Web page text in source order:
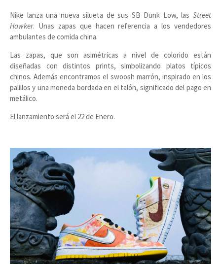
Nike lanza una nueva silueta de sus SB Dunk Low, las Street
Hawker. Unas zapas que hacen referencia a los vendedores
ambulantes de comida china.
Las zapas, que son asimétricas a nivel de colorido están
diseñadas con distintos prints, simbolizando platos típicos
chinos. Además encontramos el swoosh marrón, inspirado en los
palillos y una moneda bordada en el talón, significado del pago en
metálico.
El lanzamiento será el 22 de Enero.